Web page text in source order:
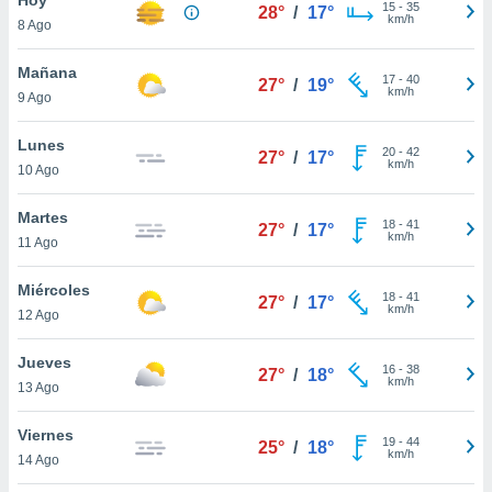
y
en
más
de
8 Ago
28° / 17° 15- 35
km/h
Mañana
9 Ago
27° / 19° 17- 40
km/h
Lunes
10 Ago
27° / 17° 20- 42
km/h
Martes
11 Ago
27° / 17° 18- 41
km/h
Miércoles
12 Ago
27° / 17° 18- 41
km/h
Jueves
13 Ago
27° / 18° 16- 38
km/h
Viernes
14 Ago
25° / 18° 19- 44
km/h